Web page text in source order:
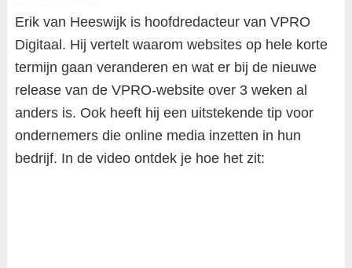
Erik van Heeswijk is hoofdredacteur van VPRO
Digitaal. Hij vertelt waarom websites op hele korte
termijn gaan veranderen en wat er bij de nieuwe
release van de VPRO-website over 3 weken al
anders is. Ook heeft hij een uitstekende tip voor
ondernemers die online media inzetten in hun
bedrijf. In de video ontdek je hoe het zit: